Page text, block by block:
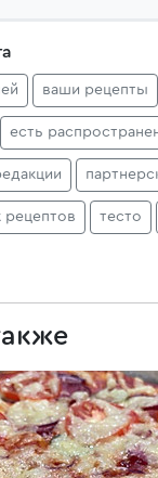
ваши рецепты
есть
рецептов тесто